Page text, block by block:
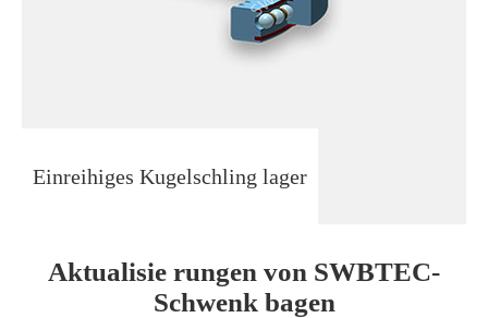
Einreihiges Kugelschling lager
Aktualisie rungen von SWBTEC-
Schwenk bagen